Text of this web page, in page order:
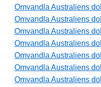
Omvandla Australiens
Omvandla Australiens
Omvandla Australiens
Omvandla Australiens
Omvandla Australiens
Omvandla Australiens
Omvandla Australiens